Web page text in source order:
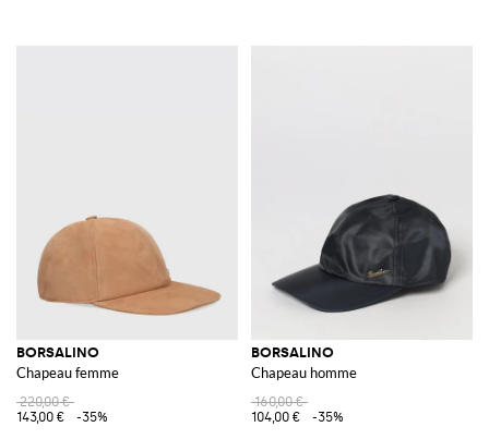
BORSALINO
Chapeau femme
220,00 €
143,00 €
-35%
BORSALINO
Chapeau homme
160,00 €
104,00 €
-35%